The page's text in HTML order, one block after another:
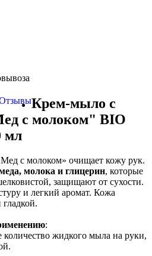
Крем-мыло с
с молоком" BIO
мл
с молоком» очищает кожу рук.
молока и глицерин, которые
защищают от сухости.
и легкий аромат. Кожа
:
количество жидкого мыла на руки,